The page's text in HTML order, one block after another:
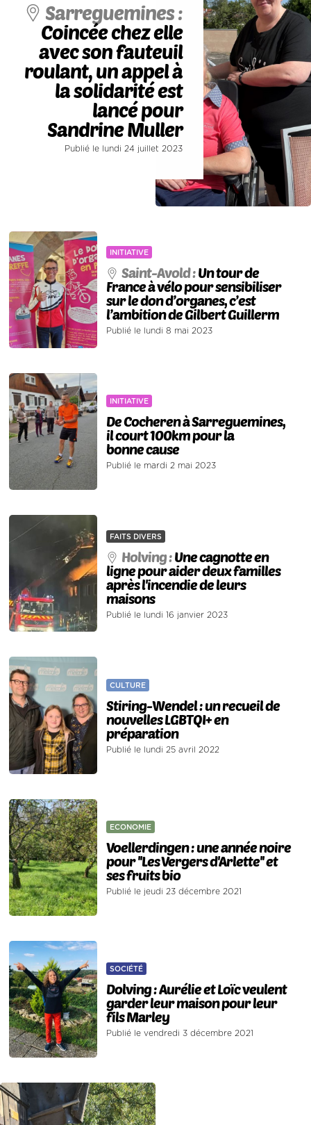
Sarreguemines :
Coincée chez elle
avec son fauteuil
roulant, un appel à
la solidarité est
lancé pour
Sandrine Muller
Publié le lundi 24 juillet 2023
INITIATIVE
Saint-Avold :Un tour de
France à vélo pour sensibiliser
sur le don d’organes, c’est
l’ambition de Gilbert Guillerm
Publié le lundi 8 mai 2023
INITIATIVE
De Cocheren à Sarreguemines,
il court 100km pour la
bonne cause
Publié le mardi 2 mai 2023
FAITS DIVERS
Holving :Une cagnotte en
ligne pour aider deux familles
après l'incendie de leurs
maisons
Publié le lundi 16 janvier 2023
CULTURE
Stiring-Wendel : un recueil de
nouvelles LGBTQI+ en
préparation
Publié le lundi 25 avril 2022
ECONOMIE
Voellerdingen : une année noire
pour ''Les Vergers d'Arlette'' et
ses fruits bio
Publié le jeudi 23 décembre 2021
SOCIÉTÉ
Dolving : Aurélie et Loïc veulent
garder leur maison pour leur
fils Marley
Publié le vendredi 3 décembre 2021